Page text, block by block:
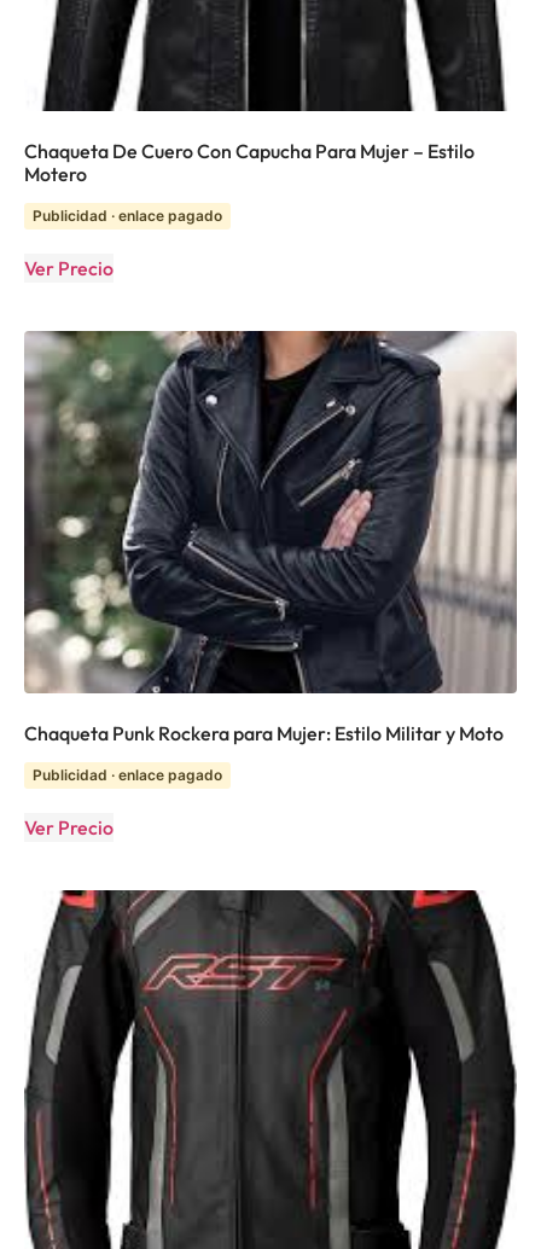
Chaqueta De Cuero Con Capucha Para Mujer – Estilo
Motero
Publicidad · enlace pagado
Ver Precio
Chaqueta Punk Rockera para Mujer: Estilo Militar y Moto
Publicidad · enlace pagado
Ver Precio